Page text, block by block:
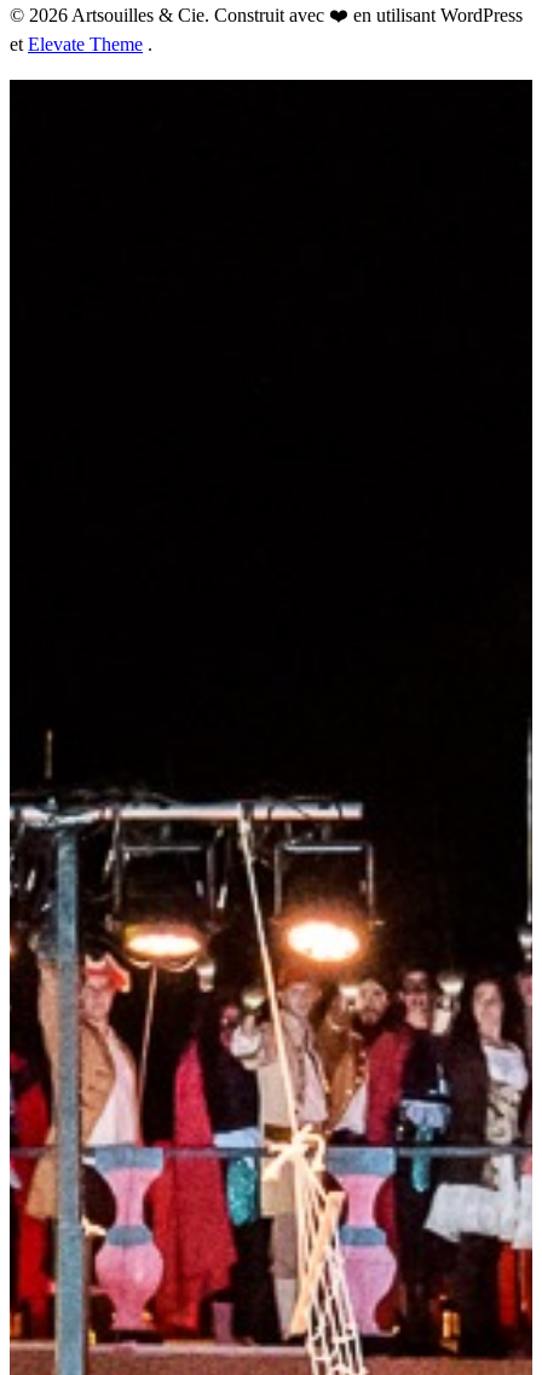
© 2026 Artsouilles & Cie. Construit avec ❤️ en utilisant WordPress
et Elevate Theme .